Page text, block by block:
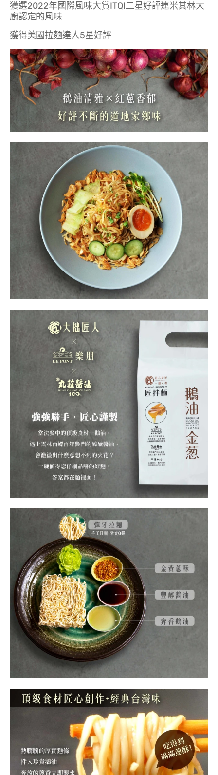
獲選2022年國際風味大賞ITQI二星好評連米其林大
廚認定的風味
獲得美國拉麵達人5星好評